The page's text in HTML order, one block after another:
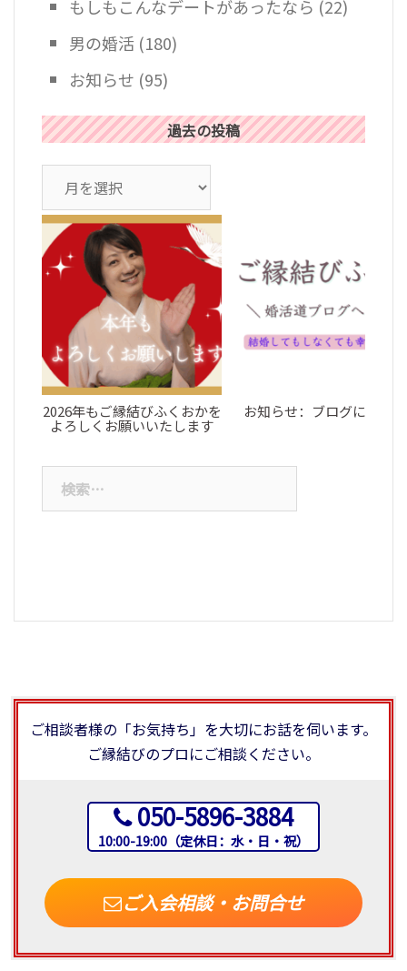
もしもこんなデートがあったなら (22)
男の婚活 (180)
お知らせ (95)
過去の投稿
ー
カ
イ
2026年もご縁結びふくおかを
よろしくお願いいたします
お知らせ：ブログについて
索:
ご相談者様の「お気持ち」を大切にお話を伺います。
ご縁結びのプロにご相談ください。
050-5896-3884
10:00-19:00（定休日：水・日・祝）
ご入会相談・お問合せ